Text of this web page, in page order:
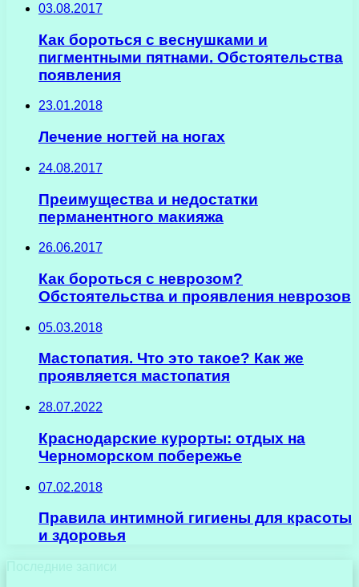
03.08.2017
Как бороться с веснушками и
пигментными пятнами. Обстоятельства
появления
23.01.2018
Лечение ногтей на ногах
24.08.2017
Преимущества и недостатки
перманентного макияжа
26.06.2017
Как бороться с неврозом?
Обстоятельства и проявления неврозов
05.03.2018
Мастопатия. Что это такое? Как же
проявляется мастопатия
28.07.2022
Краснодарские курорты: отдых на
Черноморском побережье
07.02.2018
Правила интимной гигиены для красоты
и здоровья
Последние записи